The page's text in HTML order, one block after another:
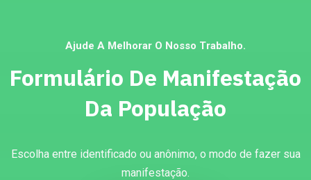
Ajude A Melhorar O Nosso Trabalho.
Formulário De Manifestação
Da População
Escolha entre identificado ou anônimo, o modo de fazer sua
manifestação.